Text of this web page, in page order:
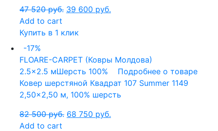
47 520руб. 39 600 руб.
Add to cart
Купить в 1 клик
-17%
FLOARE-CARPET (Ковры Молдова)
2.5x2.5 мШерсть 100%
Подробнее о товаре
Ковер шерстяной Квадрат 107 Summer 1149
2,50×2,50 м, 100% шерсть
82 500руб. 68 750 руб.
Add to cart